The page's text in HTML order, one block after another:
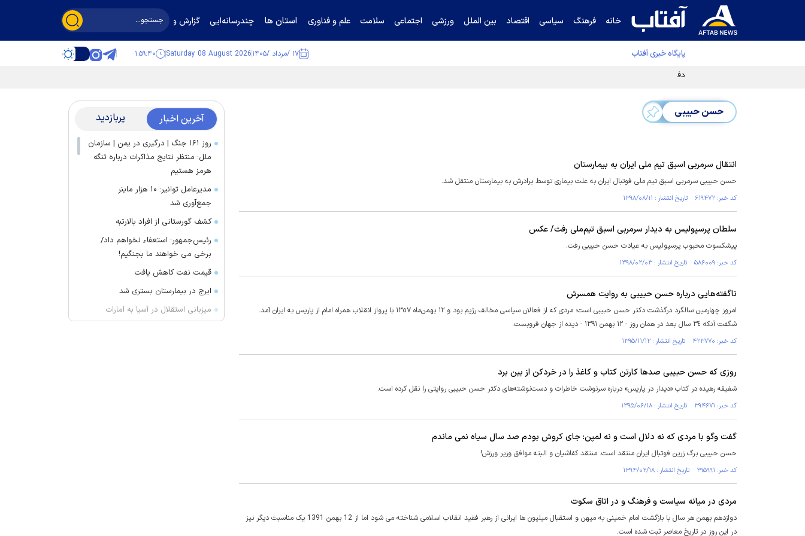
خانه فرهنگ سیاسی اقتصاد بین الملل ورزشی اجتماعی سلامت علم و فناوری استان ها چندرسانه‌ایی گزارش و گفت‌وگو
پایگاه خبری آفتاب ۱۷ /مرداد /۱۴۰۵ Saturday 08 August 2026 ۱:۵۹:۴۰
دفتر رهبر انقلاب ادعای خرازی درباره پزشکیان را تکذیب کرد
حسن حبیبی
انتقال سرمربی اسبق تیم ملی ایران به بیمارستان
حسن حبیبی سرمربی اسبق تیم ملی فوتبال ایران به علت بیماری توسط برادرش به بیمارستان منتقل شد.
کد خبر: ۶۱۹۴۷۲ تاریخ انتشار : ۱۳۹۸/۰۸/۱۱
سلطان پرسپولیس به دیدار سرمربی اسبق تیم‌ملی رفت/ عکس
پیشکسوت محبوب پرسپولیس به عیادت حسن حبیبی رفت.
کد خبر: ۵۸۶۰۰۹ تاریخ انتشار : ۱۳۹۸/۰۲/۰۳
ناگفته‌هایی درباره حسن حبیبی به روایت همسرش
امروز چهارمین سالگرد درگذشت دکتر حسن حبیبی است؛ مردی که از فعالان سیاسی مخالف رژیم بود و ١٢ بهمن‌ماه ١٣٥٧ با پرواز انقلاب همراه امام از پاریس به ایران آمد.
شگفت آنکه ٣٤ سال بعد در همان روز - ١٢ بهمن ١٣٩١ - دیده از جهان فروبست.
کد خبر: ۴۲۳۷۷۰ تاریخ انتشار : ۱۳۹۵/۱۱/۱۲
روزی که حسن حبیبی صدها کارتن کتاب و کاغذ را در خردکن از بین برد
شفیقه رهیده در کتاب «دیدار در پاریس» درباره سرنوشت خاطرات و دست‌نوشته‌های دکتر حسن حبیبی روایتی را نقل کرده است.
کد خبر: ۳۹۴۶۷۱ تاریخ انتشار : ۱۳۹۵/۰۶/۱۸
گفت وگو با مردی که نه دلال است و نه لمپن: جای کروش بودم صد سال سیاه نمی ماندم
حسن حبیبی برگ زرین فوتبال ایران منتقد است. منتقد کفاشیان و البته موافق وزیر ورزش!
کد خبر: ۲۹۵۹۹۱ تاریخ انتشار : ۱۳۹۴/۰۲/۱۸
مردی در میانه سیاست و فرهنگ و در اتاق سکوت
دوازدهم بهمن هر سال با بازگشت امام خمینی به میهن و استقبال میلیون ها ایرانی از رهبر فقید انقلاب اسلامی شناخته می شود اما از 12 بهمن 1391 یک مناسبت دیگر نیز
در این روز در تاریخ معاصر ثبت شده است.
آخرین اخبار پربازدید
روز ۱۶۱ جنگ | درگیری در یمن | سازمان
ملل: منتظر نتایج مذاکرات درباره تنگه
هرمز هستیم
مدیرعامل توانیر: ۱۰ هزار ماینر
جمع‌آوری شد
کشف گورستانی از افراد بالارتبه
رئیس‌جمهور: استعفاء نخواهم داد/
برخی می خواهند ما بجنگیم!
قیمت نفت کاهش یافت
ایرج در بیمارستان بستری شد
میزبانی استقلال در آسیا به امارات
می‌رسد؟